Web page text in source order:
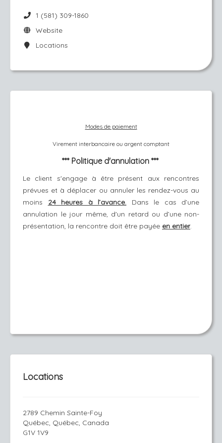
1 (581) 309-1860
Website
Locations
Modes de paiement
Virement interbancaire ou argent comptant
*** Politique d'annulation ***
Le client s'engage à être présent aux rencontres
prévues et à déplacer ou annuler les rendez-vous au
moins 24 heures à l’avance. Dans le cas d’une
annulation le jour même, d'un retard ou d’une non-
présentation, la rencontre doit être payée en entier.
Locations
2789 Chemin Sainte-Foy
Québec, Québec, Canada
G1V 1V9